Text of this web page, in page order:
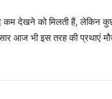
कम देखने को मिलती हैं, लेकिन
आज भी इस तरह की प्रथाएं